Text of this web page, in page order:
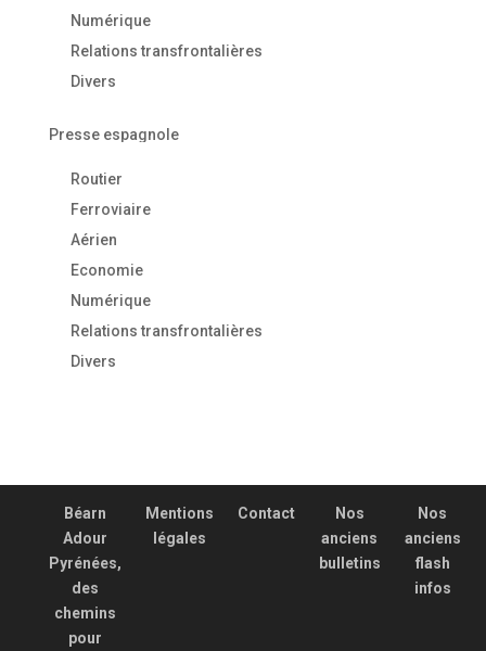
Numérique
Relations transfrontalières
Divers
Presse espagnole
Routier
Ferroviaire
Aérien
Economie
Numérique
Relations transfrontalières
Divers
Béarn
Adour
Pyrénées,
des
chemins
pour
Mentions
légales
Contact
Nos
anciens
bulletins
Nos
anciens
flash
infos